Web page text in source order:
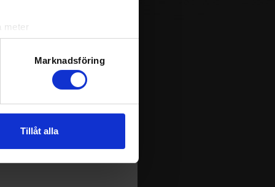
meter
. Du kan ändra
funktioner för
kombinera informationen
tjänster.
Marknadsföring
Tillåt alla